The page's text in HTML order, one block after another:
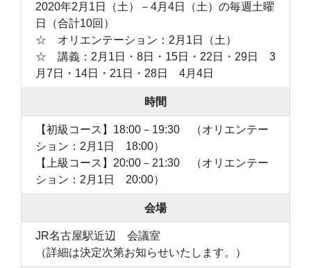
2020年2月1日（土）－4月4日（土）の毎週土曜
日（合計10回）
☆ オリエンテーション：2月1日（土）
☆ 講義：2月1日・8日・15日・22日・29日 3
月7日・14日・21日・28日 4月4日
時間
【初級コース】18:00－19:30 （オリエンテー
ション：2月1日 18:00）
【上級コース】20:00－21:30 （オリエンテー
ション：2月1日 20:00）
会場
JR名古屋駅近辺 会議室
（詳細は決定次第お知らせいたします。）